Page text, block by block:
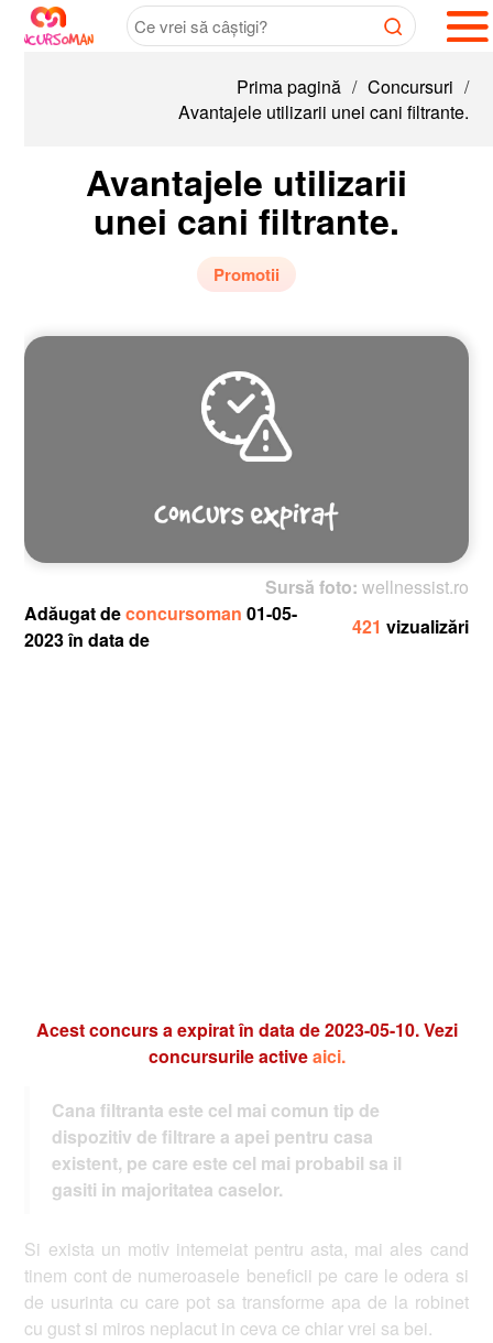
Prima pagină / Concursuri /
Avantajele utilizarii unei cani filtrante.
Avantajele utilizarii
unei cani filtrante.
Promotii
Sursă foto:wellnessist.ro
Adăugat deconcursoman01-05-
2023 în data de
421vizualizări
Acest concurs a expirat în data de 2023-05-10. Vezi
concursurile activeaici.
Cana filtranta este cel mai comun tip de
dispozitiv de filtrare a apei pentru casa
existent, pe care este cel mai probabil sa il
gasiti in majoritatea caselor.
Si exista un motiv intemeiat pentru asta, mai ales cand
tinem cont de numeroasele beneficii pe care le odera si
de usurinta cu care pot sa transforme apa de la robinet
cu gust si miros neplacut in ceva ce chiar vrei sa bei.